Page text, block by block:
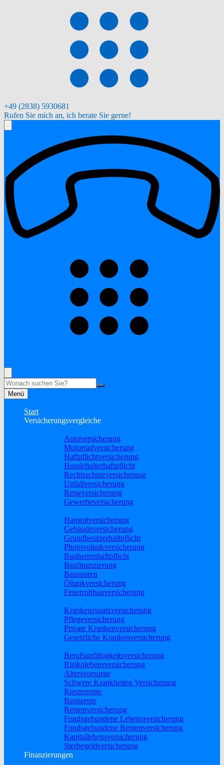
+49 (2838) 5930681
Rufen Sie mich an, ich berate Sie gerne!
Suche
Menü
Start
Versicherungsvergleiche
Autoversicherung
Motorradversicherung
Haftpflichtversicherung
Hundehalterhaftpflicht
Rechtsschutzversicherung
Unfallversicherung
Reiseversicherung
Gewerbeversicherung
Hausratversicherung
Gebäudeversicherung
Grundbesitzerhaftpflicht
Photovoltaikversicherung
Bauherrenhaftpflicht
Baufinanzierung
Bausparen
Öltankversicherung
Feuerrohbauversicherung
Krankenzusatzversicherung
Pflegeversicherung
Private Krankenversicherung
Gesetzliche Krankenversicherung
Berufs­unfähigkeitsversicherung
Risikolebensversicherung
Altersvorsorge
Schwere Krankheiten Versicherung
Riesterrente
Basisrente
Rentenversicherung
Fondsgebundene Lebensversicherung
Fondsgebundene Rentenversicherung
Kapitallebensversicherung
Sterbegeldversicherung
Finanzierungen